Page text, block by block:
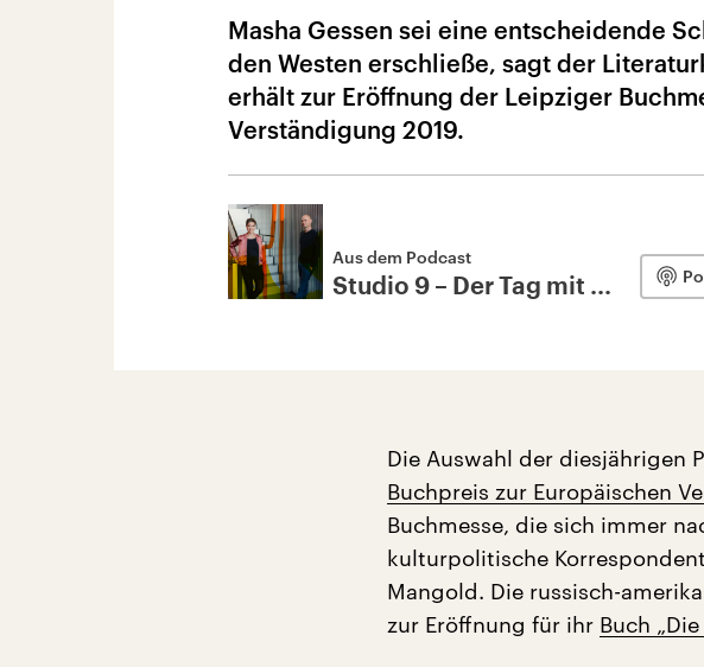
Masha Gessen sei eine entscheidende
den Westen erschließe, sagt der
erhält zur Eröffnung der Leipziger
Verständigung 2019.
Aus dem Podcast
Studio 9 – Der Tag mit ...
Die Auswahl der diesjährigen
Buchpreis zur Europäischen
Buchmesse, die sich immer
kulturpolitische
Mangold. Die russisch-
zur Eröffnung für ihr Buch